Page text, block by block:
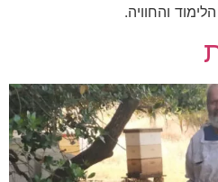
והחוויה.